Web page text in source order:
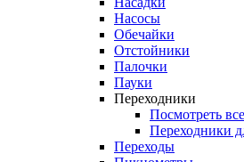
Насосы
Обечайки
Отстойники
Палочки
Пауки
Переходники
Посмотреть
Переходники
Переходы